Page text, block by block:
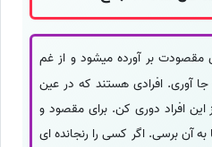
مقصودت بر آورده میشود و از غم
آوری. افرادی هستند که در عین
این افراد دوری کن. برای مقصود و
آن برسی. اگر کسی را رنجانده ای